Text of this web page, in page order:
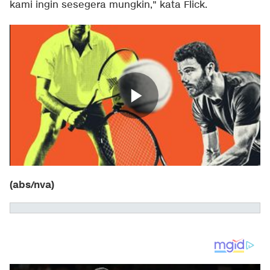
kami ingin sesegera mungkin," kata Flick.
(abs/nva)